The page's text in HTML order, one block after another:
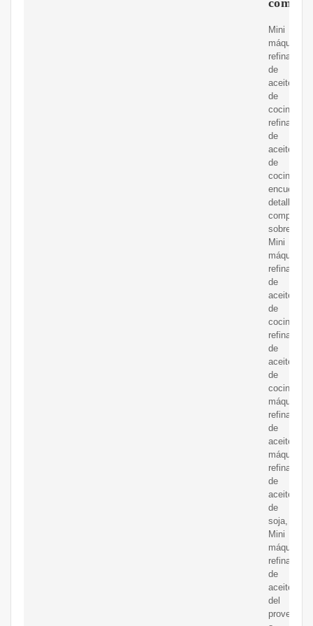
Mini
máquina
refinadora
de
aceite
de
cocina/
refinadora
de
aceite
de
cocina,
encuentre
detalles
completos
sobre
Mini
máquina
refinadora
de
aceite
de
cocina/
refinadora
de
aceite
de
cocina,
máquina
refinadora
de
aceite,
máquina
refinadora
de
aceite
de
soja,
Mini
máquina
refinadora
de
aceite
del
proveedor